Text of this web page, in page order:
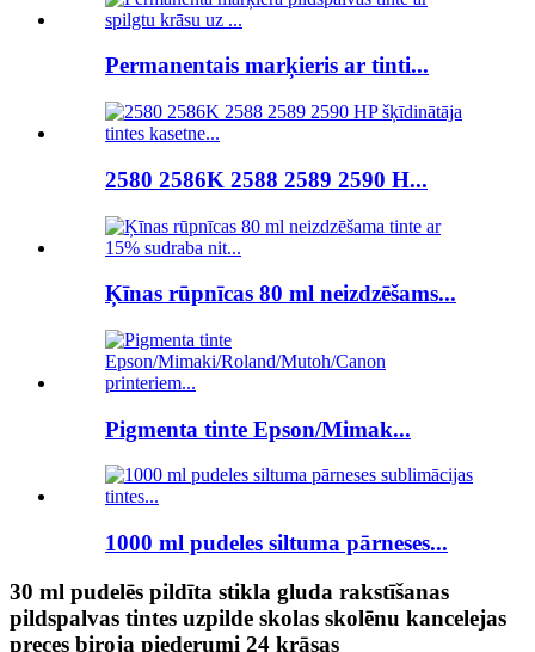
Permanentais marķieris ar tinti...
2580 2586K 2588 2589 2590 H...
Ķīnas rūpnīcas 80 ml neizdzēšams...
Pigmenta tinte Epson/Mimak...
1000 ml pudeles siltuma pārneses...
30 ml pudelēs pildīta stikla gluda rakstīšanas
pildspalvas tintes uzpilde skolas skolēnu kancelejas
preces biroja piederumi 24 krāsas